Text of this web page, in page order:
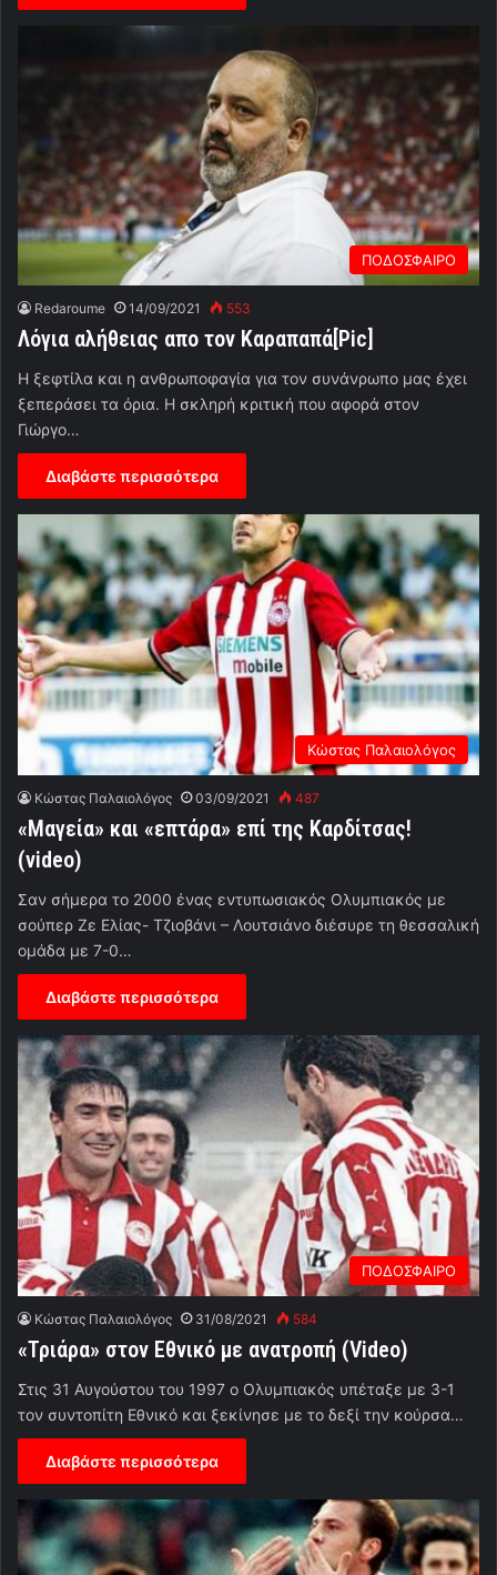
ΠΟΔΟΣΦΑΙΡΟ
Redaroume 14/09/2021 553
Λόγια αλήθειας απο τον Καραπαπά[Pic]
Η ξεφτίλα και η ανθρωποφαγία για τον συνάνρωπο μας έχει
ξεπεράσει τα όρια. Η σκληρή κριτική που αφορά στον
Γιώργο…
Διαβάστε περισσότερα
Κώστας Παλαιολόγος
Κώστας Παλαιολόγος 03/09/2021 487
«Μαγεία» και «επτάρα» επί της Καρδίτσας!
(video)
Σαν σήμερα το 2000 ένας εντυπωσιακός Ολυμπιακός με
σούπερ Ζε Ελίας- Τζιοβάνι – Λουτσιάνο διέσυρε τη θεσσαλική
ομάδα με 7-0…
Διαβάστε περισσότερα
ΠΟΔΟΣΦΑΙΡΟ
Κώστας Παλαιολόγος 31/08/2021 584
«Τριάρα» στον Εθνικό με ανατροπή (Video)
Στις 31 Αυγούστου του 1997 ο Ολυμπιακός υπέταξε με 3-1
τον συντοπίτη Εθνικό και ξεκίνησε με το δεξί την κούρσα…
Διαβάστε περισσότερα